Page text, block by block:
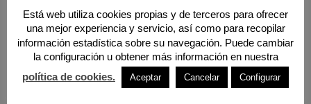
del Estado y de la
Seguridad Social para 2014
desde una perspectiva
empresarial.
Please login to download 1.44 MB
downloads
Está web utiliza cookies propias y de terceros para ofrecer
una mejor experiencia y servicio, así como para recopilar
información estadística sobre su navegación. Puede cambiar
la configuración u obtener más información en nuestra
política de cookies.
Aceptar Cancelar Configurar